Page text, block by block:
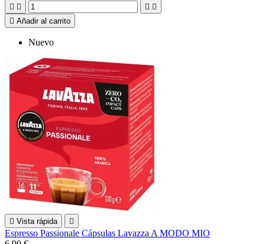
   
 Añadir al carrito
Nuevo
 Vista rápida 
Espresso Passionale Cápsulas Lavazza A MODO MIO